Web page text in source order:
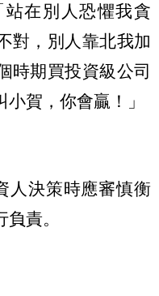
在別人恐懼我貪
對，別人靠北我加
時期買投資級公司
賀，你會贏！」
人決策時應審慎衡
責。